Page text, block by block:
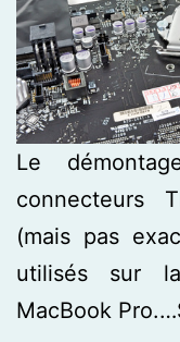
Le
connecteurs
(mais pas
utilisés sur
MacBook